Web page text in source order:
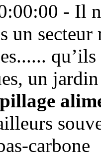
- Il
un secteur
un jardin
carbone